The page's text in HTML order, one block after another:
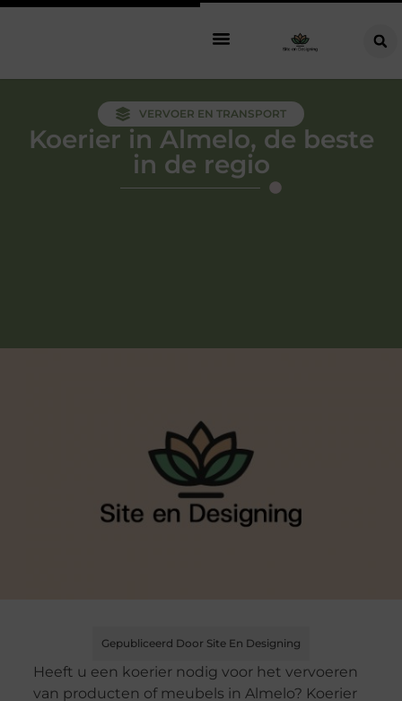
VERVOER EN TRANSPORT
Koerier in Almelo, de beste
in de regio
Gepubliceerd Door Site En Designing
Heeft u een koerier nodig voor het vervoeren
van producten of meubels in Almelo? Koerier